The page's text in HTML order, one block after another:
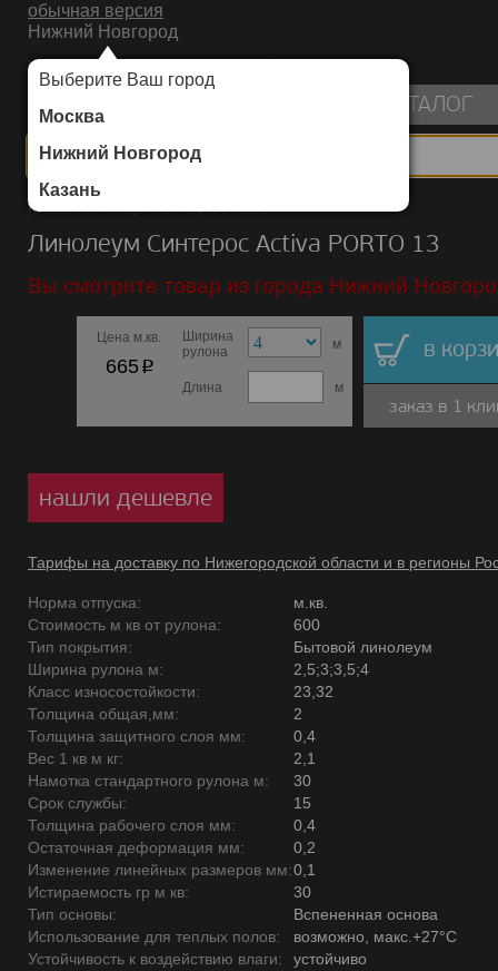
обычная версия
Нижний Новгород
Выберите Ваш город
Москва
Нижний Новгород
Казань
ИНТЕРНЕТ-МАГАЗИН НАПОЛЬНЫХ ПОКРЫТИЙ
КАТАЛОГ
Каталог/Линолеум/Синтерос/Activa
Линолеум Синтерос Activa PORTO 13
Вы смотрите товар из города Нижний
Цена м.кв.
665p
Ширина
рулона
м
Длина м
в
заказ в 1
нашли дешевле
Тарифы на доставку по Нижегородской области и в регионы
Норма отпуска:
м.кв.
Стоимость м кв от рулона:
600
Тип покрытия:
Бытовой линолеум
Ширина рулона м:
2,5;3;3,5;4
Класс износостойкости:
23,32
Толщина общая,мм:
2
Толщина защитного слоя мм:
0,4
Вес 1 кв м кг:
2,1
Намотка стандартного рулона м:
30
Срок службы:
15
Толщина рабочего слоя мм:
0,4
Остаточная деформация мм:
0,2
Изменение линейных размеров мм:0,1
Истираемость гр м кв:
30
Тип основы:
Вспененная основа
Использование для теплых полов:
возможно, макс.+27°С
Устойчивость к воздействию влаги:
устойчиво